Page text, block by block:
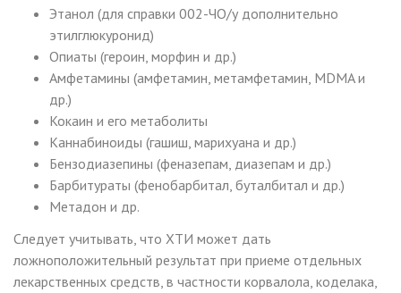
Этанол (для справки 002-ЧО/у дополнительно
этилглюкуронид)
Опиаты (героин, морфин и др.)
Амфетамины (амфетамин, метамфетамин, MDMA и
др.)
Кокаин и его метаболиты
Каннабиноиды (гашиш, марихуана и др.)
Бензодиазепины (феназепам, диазепам и др.)
Барбитураты (фенобарбитал, буталбитал и др.)
Метадон и др.
Следует учитывать, что ХТИ может дать
ложноположительный результат при приеме отдельных
лекарственных средств, в частности корвалола, коделака,